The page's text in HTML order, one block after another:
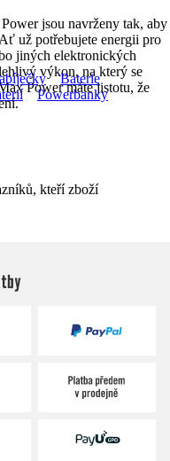
jsou navrženy tak, aby
už potřebujete energii pro
jiných elektronických
výkon, na který se
Power máte jistotu, že
Baterie
Powerbanky
kteří zboží